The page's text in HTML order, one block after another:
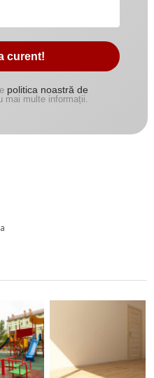
politica noastră de
mai multe informații.